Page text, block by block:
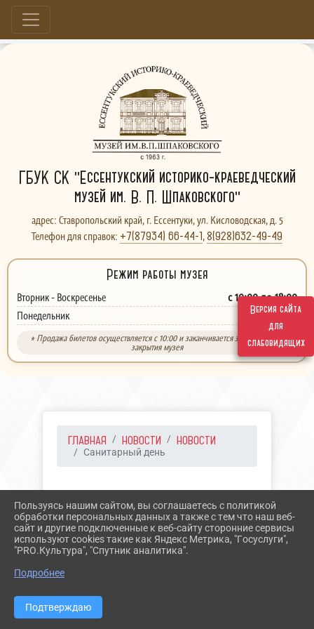
Версия сайта
для
слабовидящих
Больше, чем музей...
ГБУК СК "Ессентукский историко-краеведческий
музей им. В. П. Шпаковского"
адрес: Ставропольский край, г. Ессентуки, ул. Кисловодская, д. 5
Телефон для справок: +7(87934) 66-44-1,8(928)632-49-49
Режим работы музея
Вторник - Воскресенье с 10:00 до 18:00
Понедельник выходной
* Продажа билетов осуществляется с 10:00 и заканчивается за 30 минут до
закрытия музея
ГЛАВНАЯ НОВОСТИ НОВОСТИ
Санитарный день
САНИТАРНЫЙ ДЕНЬ
Пользуясь нашим сайтом, вы соглашаетесь с политикой
обработки персональных данных а также с тем что наш веб-
сайт и другие подключенные к веб-сайту сторонние сервисы
используют cookies такие как Яндекс Метрика, "Госуслуги",
"PRO.Культура", "Спутник аналитика".
Подробнее
Подтверждаю